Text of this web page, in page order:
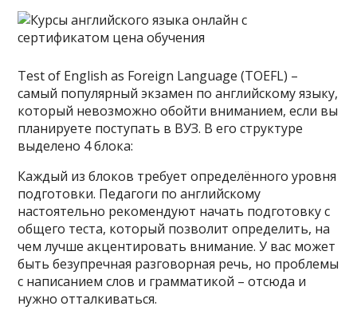
Test of English as Foreign Language (TOEFL) –
самый популярный экзамен по английскому языку,
который невозможно обойти вниманием, если вы
планируете поступать в ВУЗ. В его структуре
выделено 4 блока:
Каждый из блоков требует определённого уровня
подготовки. Педагоги по английскому
настоятельно рекомендуют начать подготовку с
общего теста, который позволит определить, на
чем лучше акцентировать внимание. У вас может
быть безупречная разговорная речь, но проблемы
с написанием слов и грамматикой – отсюда и
нужно отталкиваться.